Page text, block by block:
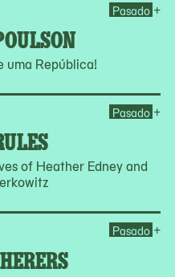
uma República!
Pasado +
of Heather Edney and
Pasado +
Pasado +